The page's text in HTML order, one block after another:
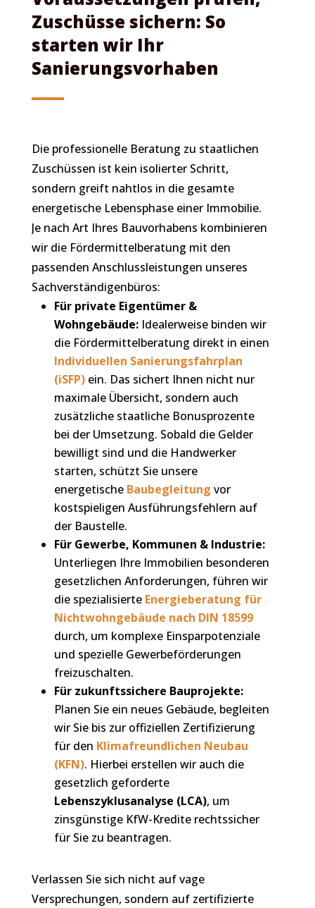
Zuschüsse sichern: So
starten wir Ihr
Sanierungsvorhaben
Die professionelle Beratung zu staatlichen
Zuschüssen ist kein isolierter Schritt,
sondern greift nahtlos in die gesamte
energetische Lebensphase einer Immobilie.
Je nach Art Ihres Bauvorhabens kombinieren
wir die Fördermittelberatung mit den
passenden Anschlussleistungen unseres
Sachverständigenbüros:
Für private Eigentümer &
Wohngebäude:Idealerweise binden wir
die Fördermittelberatung direkt in einen
Individuellen Sanierungsfahrplan
(iSFP)ein. Das sichert Ihnen nicht nur
maximale Übersicht, sondern auch
zusätzliche staatliche Bonusprozente
bei der Umsetzung. Sobald die Gelder
bewilligt sind und die Handwerker
starten, schützt Sie unsere
energetische Baubegleitung vor
kostspieligen Ausführungsfehlern auf
der Baustelle.
Für Gewerbe, Kommunen & Industrie:
Unterliegen Ihre Immobilien besonderen
gesetzlichen Anforderungen, führen wir
die spezialisierte Energieberatung für
Nichtwohngebäude nach DIN 18599
durch, um komplexe Einsparpotenziale
und spezielle Gewerbeförderungen
freizuschalten.
Für zukunftssichere Bauprojekte:
Planen Sie ein neues Gebäude, begleiten
wir Sie bis zur offiziellen Zertifizierung
für den Klimafreundlichen Neubau
(KFN). Hierbei erstellen wir auch die
gesetzlich geforderte
Lebenszyklusanalyse (LCA), um
zinsgünstige KfW-Kredite rechtssicher
für Sie zu beantragen.
Verlassen Sie sich nicht auf vage
Versprechungen, sondern auf zertifizierte